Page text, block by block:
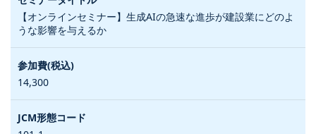
【オンラインセミナー】生成AIの急速な進歩が建設業にどのよ
うな影響を与えるか
14,300